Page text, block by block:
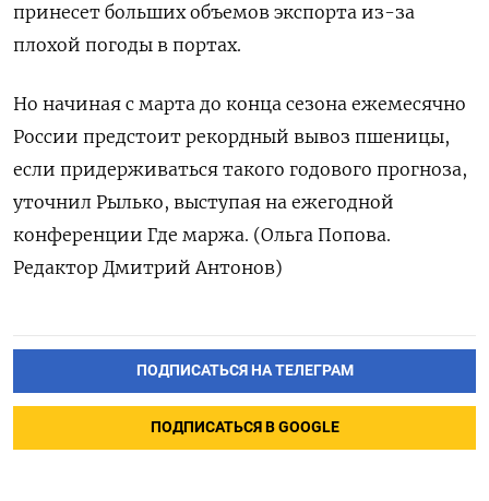
принесет больших объемов экспорта из-за
плохой погоды в портах.
Но начиная с марта до конца сезона ежемесячно
России предстоит рекордный вывоз пшеницы,
если придерживаться такого годового прогноза,
уточнил Рылько, выступая на ежегодной
конференции Где маржа. (Ольга Попова.
Редактор Дмитрий Антонов)
ПОДПИСАТЬСЯ НА ТЕЛЕГРАМ
ПОДПИСАТЬСЯ В GOOGLE